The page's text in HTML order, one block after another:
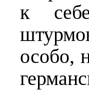
к
особо,